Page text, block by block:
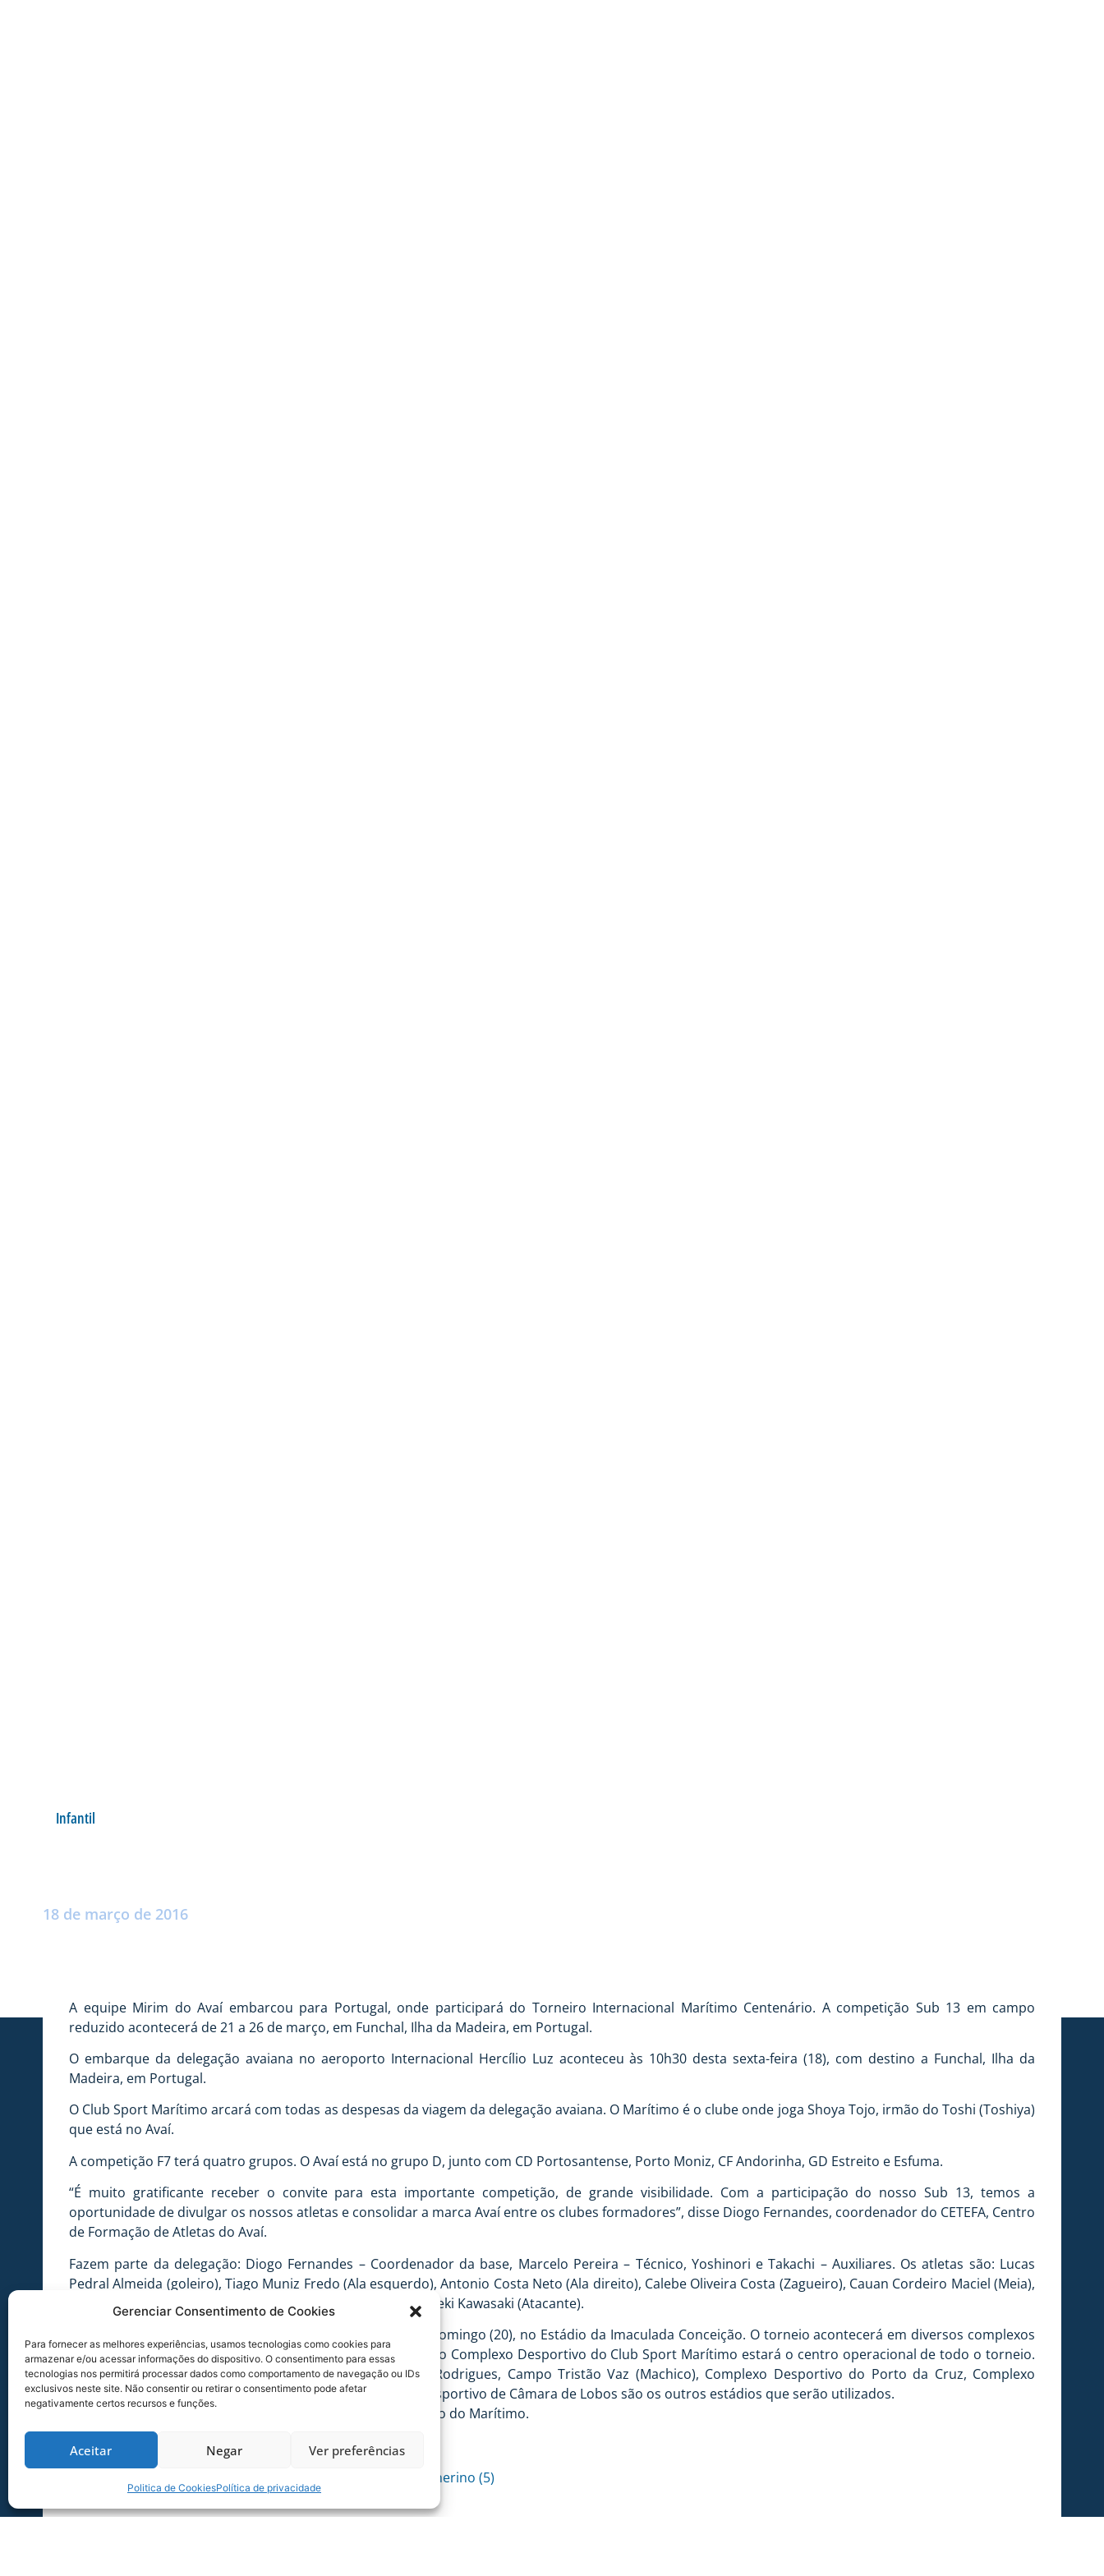
Gerenciar Consentimento de Cookies
Para fornecer as melhores experiências, usamos tecnologias como cookies para
armazenar e/ou acessar informações do dispositivo. O consentimento para essas
tecnologias nos permitirá processar dados como comportamento de navegação ou IDs
exclusivos neste site. Não consentir ou retirar o consentimento pode afetar
negativamente certos recursos e funções.
Aceitar Negar Ver preferências
Politica de CookiesPolítica de privacidade
Infantil
18 de março de 2016
A equipe Mirim do Avaí embarcou para Portugal, onde participará do Torneiro Internacional Marítimo Centenário. A competição Sub 13 em campo
reduzido acontecerá de 21 a 26 de março, em Funchal, Ilha da Madeira, em Portugal.
O embarque da delegação avaiana no aeroporto Internacional Hercílio Luz aconteceu às 10h30 desta sexta-feira (18), com destino a Funchal, Ilha da
Madeira, em Portugal.
O Club Sport Marítimo arcará com todas as despesas da viagem da delegação avaiana. O Marítimo é o clube onde joga Shoya Tojo, irmão do Toshi (Toshiya)
que está no Avaí.
A competição F7 terá quatro grupos. O Avaí está no grupo D, junto com CD Portosantense, Porto Moniz, CF Andorinha, GD Estreito e Esfuma.
“É muito gratificante receber o convite para esta importante competição, de grande visibilidade. Com a participação do nosso Sub 13, temos a
oportunidade de divulgar os nossos atletas e consolidar a marca Avaí entre os clubes formadores”, disse Diogo Fernandes, coordenador do CETEFA, Centro
de Formação de Atletas do Avaí.
Fazem parte da delegação: Diogo Fernandes – Coordenador da base, Marcelo Pereira – Técnico, Yoshinori e Takachi – Auxiliares. Os atletas são: Lucas
Pedral Almeida (goleiro), Tiago Muniz Fredo (Ala esquerdo), Antonio Costa Neto (Ala direito), Calebe Oliveira Costa (Zagueiro), Cauan Cordeiro Maciel (Meia),
Fabiano de Moraes Júnior (Meia), Ren Ikeda (Atacante) e Hideki Kawasaki (Atacante).
O Cerimônia de abertura do Torneio será às 17 horas de domingo (20), no Estádio da Imaculada Conceição. O torneio acontecerá em diversos complexos
desportivos da Região Autônoma da Madeira, sendo que no Complexo Desportivo do Club Sport Marítimo estará o centro operacional de todo o torneio.
Complexo Desportivo do CF Andorinha, Campo Adelino Rodrigues, Campo Tristão Vaz (Machico), Complexo Desportivo do Porto da Cruz, Complexo
Desportivo de Gaula, Complexo de Santana e Complexo Desportivo de Câmara de Lobos são os outros estádios que serão utilizados.
As ‘Finais de Ouro’, no sábado (26), irão acontecer no Estádio do Marítimo.
Mais informações no sitehttp://www.csmaritimo.org.pt/
FOTO: Alceu Atherino / AVAÍ F.C.